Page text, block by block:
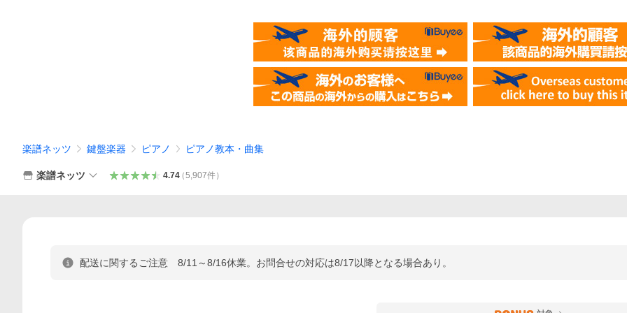
楽譜ネッツ 鍵盤楽器 ピアノ ピアノ教本・曲集
楽譜ネッツ 4.74（5,907件）
配送に関するご注意 8/11～8/16休業。お問合せの対応は8/17以降となる場合あり。